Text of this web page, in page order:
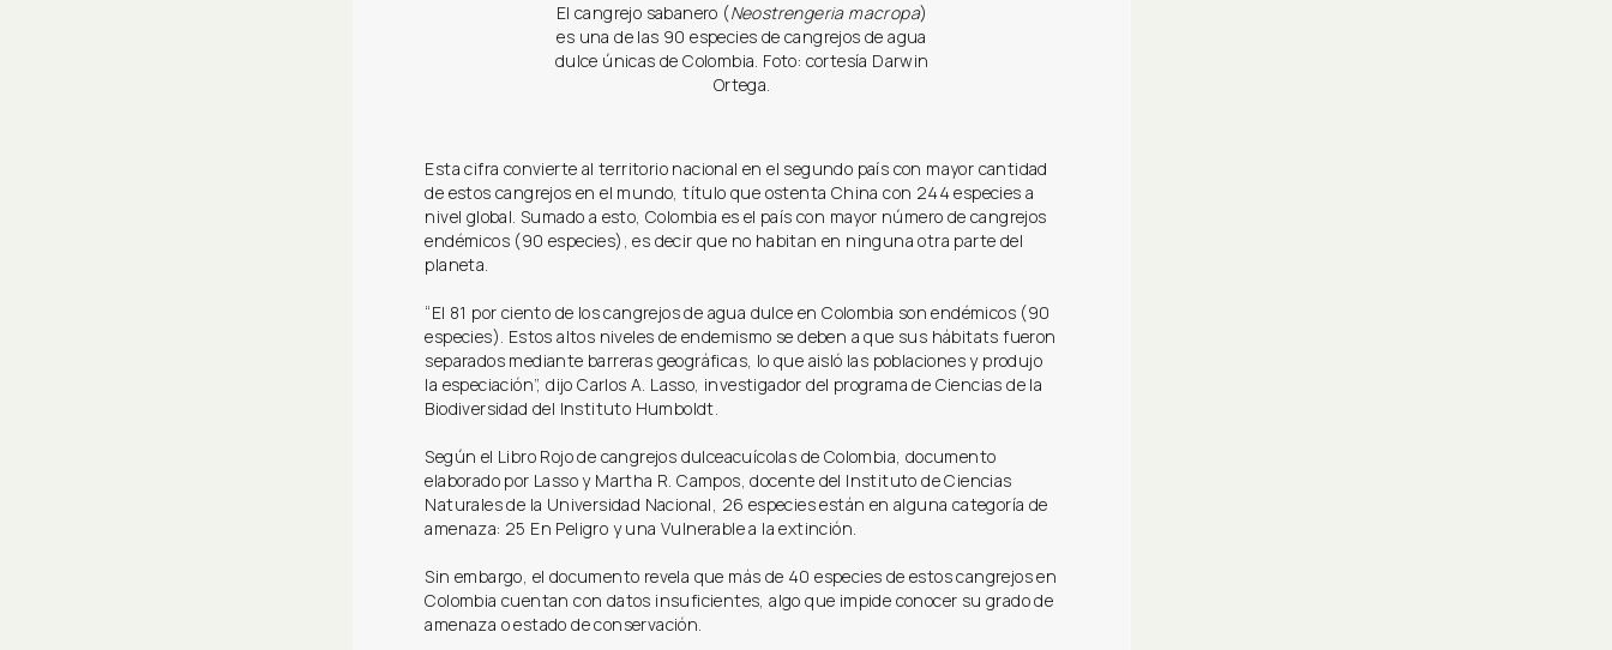
El cangrejo sabanero (Neostrengeria macropa)
es una de las 90 especies de cangrejos de agua
dulce únicas de Colombia. Foto: cortesía Darwin
Ortega.
Esta cifra convierte al territorio nacional en el segundo país con mayor cantidad
de estos cangrejos en el mundo, título que ostenta China con 244 especies a
nivel global. Sumado a esto, Colombia es el país con mayor número de cangrejos
endémicos (90 especies), es decir que no habitan en ninguna otra parte del
planeta.
“El 81 por ciento de los cangrejos de agua dulce en Colombia son endémicos (90
especies). Estos altos niveles de endemismo se deben a que sus hábitats fueron
separados mediante barreras geográficas, lo que aisló las poblaciones y produjo
la especiación”, dijo Carlos A. Lasso, investigador del programa de Ciencias de la
Biodiversidad del Instituto Humboldt.
Según el Libro Rojo de cangrejos dulceacuícolas de Colombia, documento
elaborado por Lasso y Martha R. Campos, docente del Instituto de Ciencias
Naturales de la Universidad Nacional, 26 especies están en alguna categoría de
amenaza: 25 En Peligro y una Vulnerable a la extinción.
Sin embargo, el documento revela que más de 40 especies de estos cangrejos en
Colombia cuentan con datos insuficientes, algo que impide conocer su grado de
amenaza o estado de conservación.